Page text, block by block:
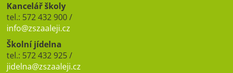
Kancelář školy
tel.: 572 432 900 /
info@zszaaleji.cz
Školní jídelna
tel.: 572 432 925 /
jidelna@zszaaleji.cz